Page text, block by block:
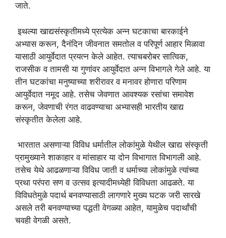
जाते.
इथल्या खाद्यसंस्कृतीमध्ये प्रत्येक अन्न घटकाचा बारकाईने
अभ्यास करून, दैनंदिन जीवनात समतोल व परिपूर्ण आहार मिळावा
यासाठी आयुर्वेदात प्रयत्न केले आहेत. त्याचबरोबर सात्विक,
राजसीक व तामसी या गुणांवर आयुर्वेदात अन्न विभागले गेले आहे. या
तीन घटकांचा मनुष्याच्या शरीरावर व मनावर होणारा परिणाम
आयुर्वेदात नमूद आहे. तसेच जेवणात आवश्यक रसांचा समावेश
करून, जेवणाची रंगत वाढवण्याचा अभ्यासही भारतीय खाद्य
संस्कृतीत केलेला आहे.
भारतात असणाऱ्या विविध धर्मातील लोकांमुळे येथील खाद्य संस्कृती
प्रामुख्याने शाकाहार व मांसाहार या दोन विभागात विभागली आहे.
तसेच येथे आढळणाऱ्या विविध जाती व धर्माच्या लोकांमुळे त्यांच्या
प्रथा परंपरा सण व उत्सव इत्यादीमध्येही विविधता आढळते. या
विविधतेमुळे पदार्थ बनवण्यासाठी लागणारे मुख्य घटक जरी सारखे
असले तरी बनवण्याच्या पद्धती वेगळ्या आहेत, यामुळेच पदार्थांची
चवही वेगळी असते.